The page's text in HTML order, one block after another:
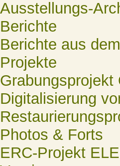
Ausstellungs-
Berichte
Berichte aus
Projekte
Grabungsprojekt
Digitalisierung
Photos & Forts
ERC-Projekt